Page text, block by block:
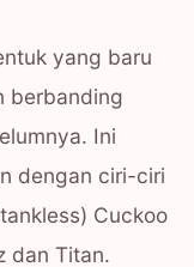
yang baru
berbanding
Ini
dengan ciri-ciri
Cuckoo
dan Titan.